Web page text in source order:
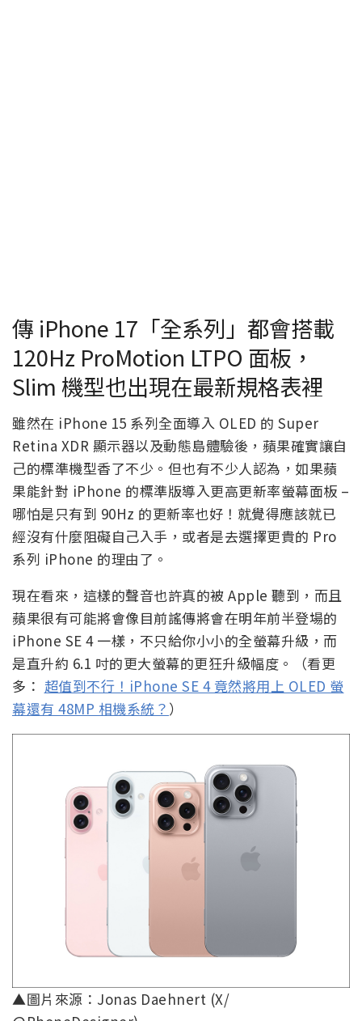
傳 iPhone 17「全系列」都會搭載
120Hz ProMotion LTPO 面板，
Slim 機型也出現在最新規格表裡
雖然在 iPhone 15 系列全面導入 OLED 的 Super
Retina XDR 顯示器以及動態島體驗後，蘋果確實讓自
己的標準機型香了不少。但也有不少人認為，如果蘋
果能針對 iPhone 的標準版導入更高更新率螢幕面板 –
哪怕是只有到 90Hz 的更新率也好！就覺得應該就已
經沒有什麼阻礙自己入手，或者是去選擇更貴的 Pro
系列 iPhone 的理由了。
現在看來，這樣的聲音也許真的被 Apple 聽到，而且
蘋果很有可能將會像目前謠傳將會在明年前半登場的
iPhone SE 4 一樣，不只給你小小的全螢幕升級，而
是直升約 6.1 吋的更大螢幕的更狂升級幅度。（看更
多： 超值到不行！iPhone SE 4 竟然將用上 OLED 螢
幕還有 48MP 相機系統？ ）
▲圖片來源：Jonas Daehnert (X/